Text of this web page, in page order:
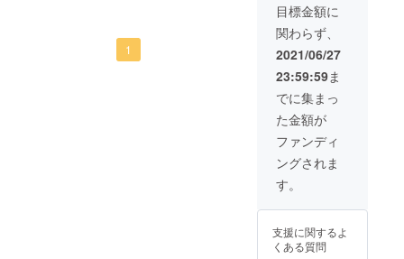
1
目標金額に
関わらず、
2021/06/27
23:59:59ま
でに集まっ
た金額が
ファンディ
ングされま
す。
支援に関するよ
くある質問